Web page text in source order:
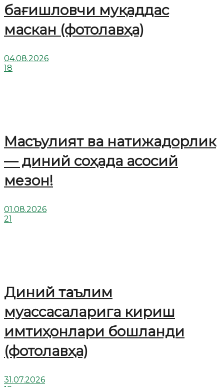
бағишловчи муқаддас
маскан (фотолавҳа)
04.08.2026
18
Масъулият ва натижадорлик
— диний соҳада асосий
мезон!
01.08.2026
21
Диний таълим
муассасаларига кириш
имтиҳонлари бошланди
(фотолавҳа)
31.07.2026